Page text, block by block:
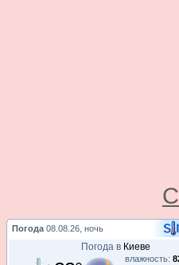
Погода 08.08.26, ночь
Погода в Киеве
влажность: